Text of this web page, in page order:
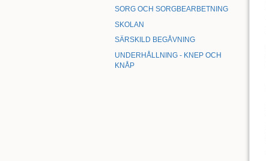
SORG OCH SORGBEARBETNING
SKOLAN
SÄRSKILD BEGÅVNING
UNDERHÅLLNING - KNEP OCH
KNÅP